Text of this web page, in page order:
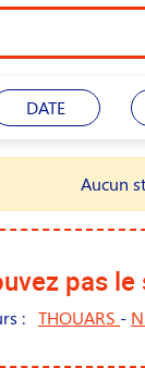
DATE
Aucun
pas
: THOUARS -